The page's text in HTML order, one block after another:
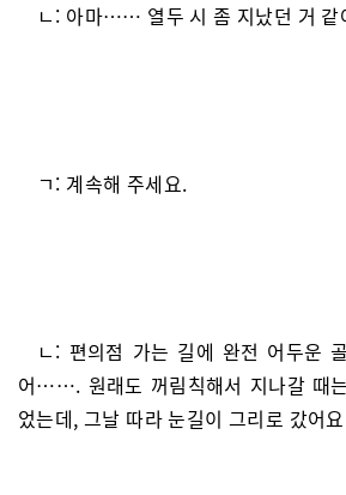
ㄴ: 아마…… 열두 시 좀 지났던 거 같
ㄱ: 계속해 주세요.
ㄴ: 편의점 가는 길에 완전 어두운
어……. 원래도 꺼림칙해서 지나갈 때
었는데, 그날 따라 눈길이 그리로 갔어